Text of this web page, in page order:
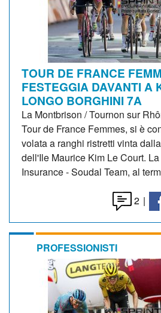
TOUR DE FRANCE
FESTEGGIA DAVANTI A
LONGO BORGHINI 7A
La Montbrison / Tournon sur
Tour de France Femmes, si è
volata a ranghi ristretti vinta
dell'Ile Maurice Kim Le Court.
Insurance - Soudal Team, al
2 |
PROFESSIONISTI